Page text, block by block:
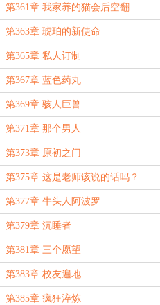
第361章 我家养的猫会后空翻
第363章 琥珀的新使命
第365章 私人订制
第367章 蓝色药丸
第369章 骇人巨兽
第371章 那个男人
第373章 原初之门
第375章 这是老师该说的话吗？
第377章 牛头人阿波罗
第379章 沉睡者
第381章 三个愿望
第383章 校友遍地
第385章 疯狂淬炼